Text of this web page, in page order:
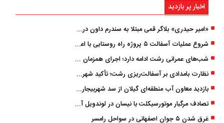
اخبار پر بازدید
«امیر حیدری» بلاگر قمی مبتلا به سندرم داون درگذشت
شروع عملیات آسفالت ۵ پروژه راه ‌روستایی با اعتبار ۳۷۰ میلیاردی در گیلان
شب‌های عمرانی رشت ادامه دارد؛ اجرای همزمان آسفالت‌ریزی در پنج منطقه شهری
نظارت بامدادی بر آسفالت‌ریزی رشت؛ تأکید شهردار و بازرس کل بر کیفیت اجرای پروژه‌ها
بازدید معاون آب منطقه‌ای گیلان از سد شهربیجار برای تداوم تأمین آب شرب استان
تصادف مرگبار موتورسیکلت با نیسان در لوندویل آستارا/ انتقال مصدوم با اورژانس هوایی به رشت
غرق شدن ۵ جوان اصفهانی در سواحل رامسر